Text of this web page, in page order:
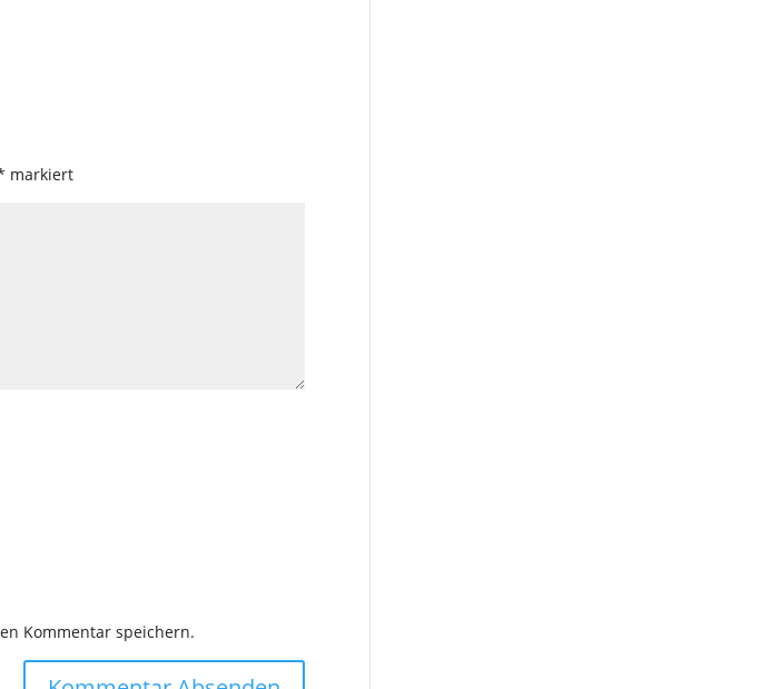
markiert
Kommentar speichern.